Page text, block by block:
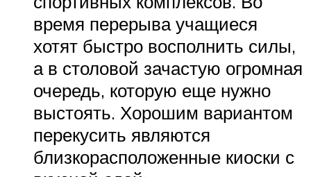
время перерыва учащиеся
хотят быстро восполнить силы,
а в столовой зачастую огромная
очередь, которую еще нужно
выстоять. Хорошим вариантом
перекусить являются
близкорасположенные киоски с